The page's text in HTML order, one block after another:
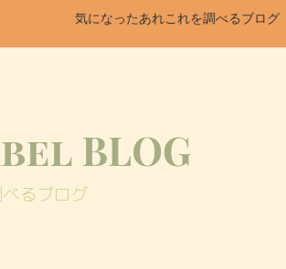
気になったあれこれを調べるブログ